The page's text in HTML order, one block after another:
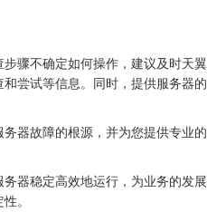
骤不确定如何操作，建议及时天
尝试等信息。同时，提供服务器
器故障的根源，并为您提供专业
器稳定高效地运行，为业务的发
。